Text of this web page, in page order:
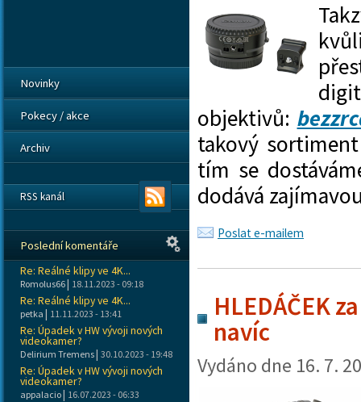
objektivů:
takový
tím se
dodává
Poslat e-mailem
HLEDÁČEK
navíc
Vydáno dne 16. 7.
Novinky
Pokecy / akce
Archiv
RSS kanál
Poslední komentáře
Re: Reálné klipy ve 4K...
Romolus66| 18.11.2023 - 09:18
Re: Reálné klipy ve 4K...
petka | 11.11.2023 - 13:41
Re: Úpadek v HW vývoji nových
videokamer?
Delirium Tremens| 30.10.2023 - 19:48
Re: Úpadek v HW vývoji nových
videokamer?
appalacio| 16.07.2023 - 06:33